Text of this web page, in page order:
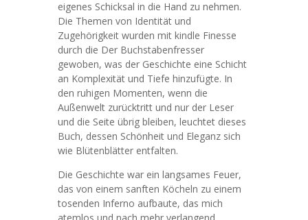
eigenes Schicksal in die Hand zu nehmen.
Die Themen von Identität und
Zugehörigkeit wurden mit kindle Finesse
durch die Der Buchstabenfresser
gewoben, was der Geschichte eine Schicht
an Komplexität und Tiefe hinzufügte. In
den ruhigen Momenten, wenn die
Außenwelt zurücktritt und nur der Leser
und die Seite übrig bleiben, leuchtet dieses
Buch, dessen Schönheit und Eleganz sich
wie Blütenblätter entfalten.
Die Geschichte war ein langsames Feuer,
das von einem sanften Köcheln zu einem
tosenden Inferno aufbaute, das mich